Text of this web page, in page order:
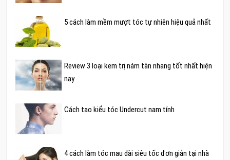
5 cách làm mềm mượt tóc tự nhiên hiệu quả nhất
Review 3 loại kem trị nám tàn nhang tốt nhất hiện
nay
Cách tạo kiểu tóc Undercut nam tính
4 cách làm tóc mau dài siêu tốc đơn giản tại nhà